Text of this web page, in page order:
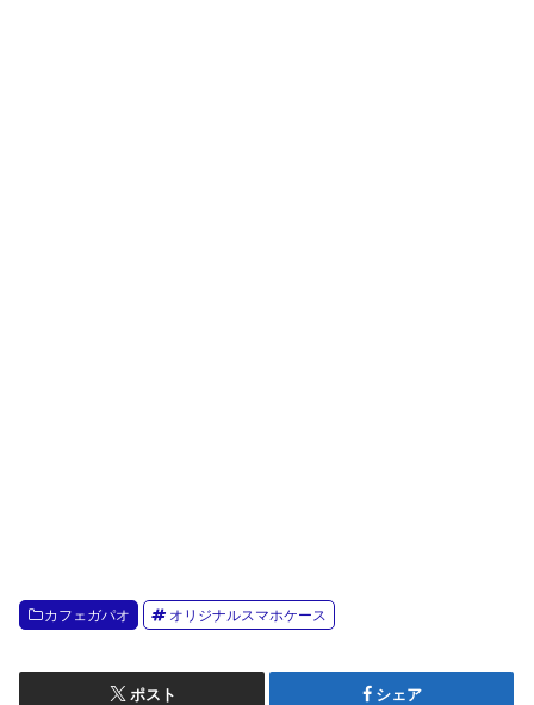
カフェガパオ オリジナルスマホケース
ポスト シェア